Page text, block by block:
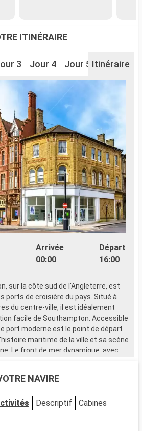
ITINÉRAIRE
3 Jour 4 Jour 5 Jour 6
Itinéraire
Arrivée
00:00
Départ
16:00
sur la côte sud de l'Angleterre, est
ports de croisière du pays. Situé à
du centre-ville, il est idéalement
facile de Southampton. Accessible
port moderne est le point de départ
maritime de la ville et sa scène
Le front de mer dynamique, avec
chargée d'histoire, est riche en
NAVIRE
Descriptif Cabines